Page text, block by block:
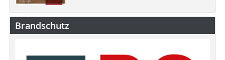
Brandschutz